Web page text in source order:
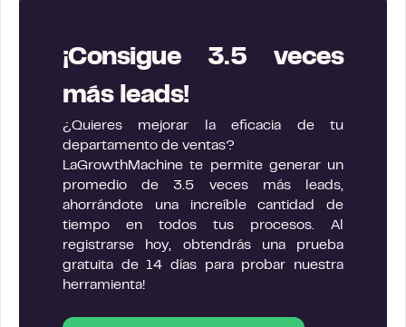
¡Consigue 3.5 veces
más leads!
¿Quieres mejorar la eficacia de tu
departamento de ventas?
LaGrowthMachine te permite generar un
promedio de 3.5 veces más leads,
ahorrándote una increíble cantidad de
tiempo en todos tus procesos. Al
registrarse hoy, obtendrás una prueba
gratuita de 14 días para probar nuestra
herramienta!